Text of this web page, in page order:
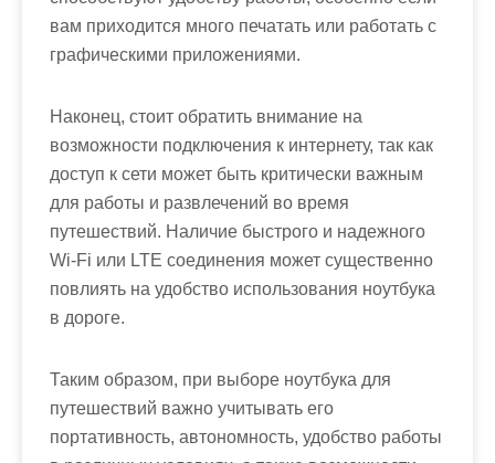
вам приходится много печатать или работать с
графическими приложениями.
Наконец, стоит обратить внимание на
возможности подключения к интернету, так как
доступ к сети может быть критически важным
для работы и развлечений во время
путешествий. Наличие быстрого и надежного
Wi-Fi или LTE соединения может существенно
повлиять на удобство использования ноутбука
в дороге.
Таким образом, при выборе ноутбука для
путешествий важно учитывать его
портативность, автономность, удобство работы